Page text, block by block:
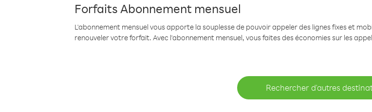
Forfaits Abonnement mensuel
L'abonnement mensuel vous apporte la souplesse de pouvoir appeler des lignes fixes et
renouveler votre forfait. Avec l'abonnement mensuel, vous faites des économies sur les
Rechercher d'autres